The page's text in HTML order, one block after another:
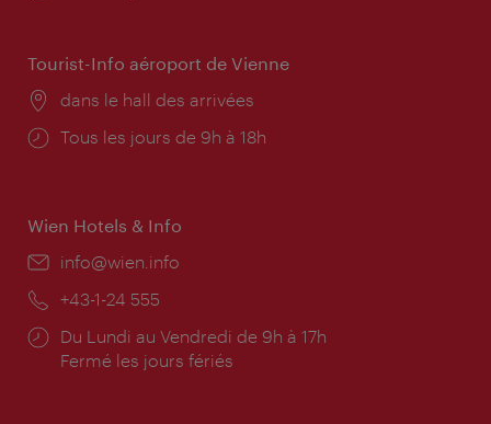
Tourist-Info aéroport de Vienne
Lieu:
dans le hall des arrivées
Horaires
Tous les jours de 9h à 18h
Wien Hotels & Info
E-
info@wien.info
Téléphone:
+43-1-24 555
Horaires
d'ouverture:
Du Lundi au Vendredi de 9h à 17h
Fermé les jours fériés